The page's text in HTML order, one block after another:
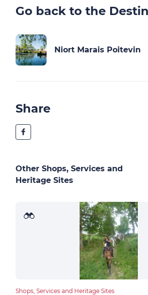
Go back to the
Niort Marais Poitevin
Share
Other Shops, Services and
Heritage Sites
Shops, Services and Heritage Sites